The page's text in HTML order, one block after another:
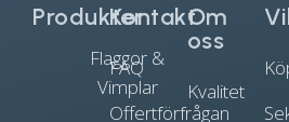
Kontakt
FAQ
Offertförfrågan
Om
oss
Kvalitet
Produkter
Flaggor &
Vimplar